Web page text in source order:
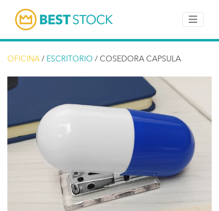
OFICINA / ESCRITORIO / COSEDORA CAPSULA